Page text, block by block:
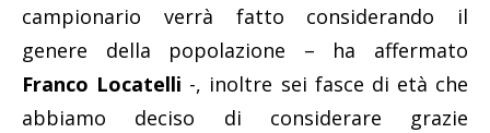
campionario verrà fatto considerando il
genere della popolazione – ha affermato
Franco Locatelli -, inoltre sei fasce di età che
abbiamo deciso di considerare grazie